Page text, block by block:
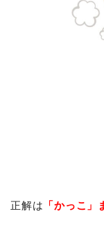
正解は 「かっこ」